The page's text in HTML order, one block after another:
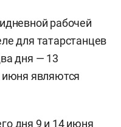
рабочей
для татарстанцев
дня — 13
июня являются
дня 9 и 14 июня